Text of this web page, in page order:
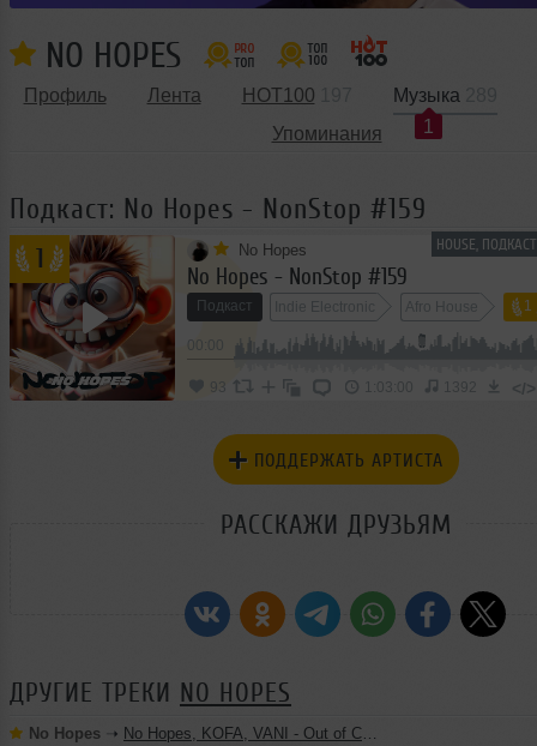
NO HOPES
Профиль Лента HOT100
Музыка
1
Упоминания
Подкаст: No Hopes - NonStop #159
HOUSE,
1 No Hopes
No Hopes - NonStop #159
Подкаст Indie Electronic Afro House 1
93 1:03:00 1392 </>
ПОДДЕРЖАТЬ АРТИСТА
РАССКАЖИ ДРУЗЬЯМ
ДРУГИЕ ТРЕКИ NO HOPES
No Hopes ➝ No Hopes, KOFA, VANI - Out of Control (Original Mix)